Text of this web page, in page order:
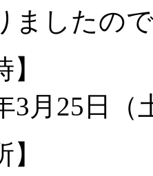
ましたの
】
3月25日（
】